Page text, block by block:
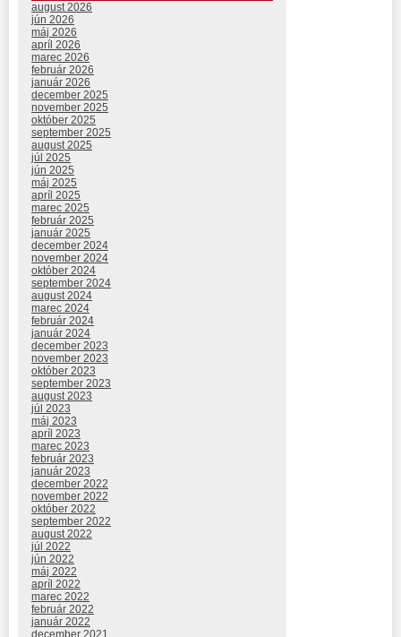
august 2026
jún 2026
máj 2026
apríl 2026
marec 2026
február 2026
január 2026
december 2025
november 2025
október 2025
september 2025
august 2025
júl 2025
jún 2025
máj 2025
apríl 2025
marec 2025
február 2025
január 2025
december 2024
november 2024
október 2024
september 2024
august 2024
marec 2024
február 2024
január 2024
december 2023
november 2023
október 2023
september 2023
august 2023
júl 2023
máj 2023
apríl 2023
marec 2023
február 2023
január 2023
december 2022
november 2022
október 2022
september 2022
august 2022
júl 2022
jún 2022
máj 2022
apríl 2022
marec 2022
február 2022
január 2022